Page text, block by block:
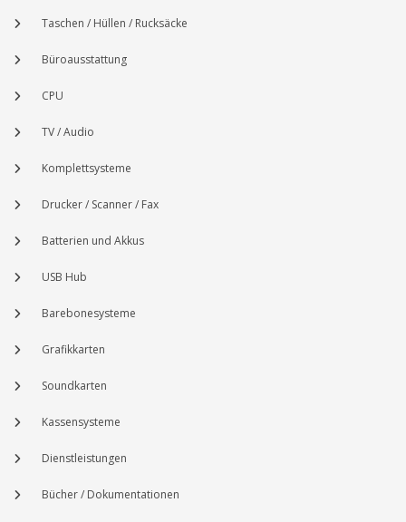
Taschen / Hüllen / Rucksäcke
Büroausstattung
CPU
TV / Audio
Komplettsysteme
Drucker / Scanner / Fax
Batterien und Akkus
USB Hub
Barebonesysteme
Grafikkarten
Soundkarten
Kassensysteme
Dienstleistungen
Bücher / Dokumentationen